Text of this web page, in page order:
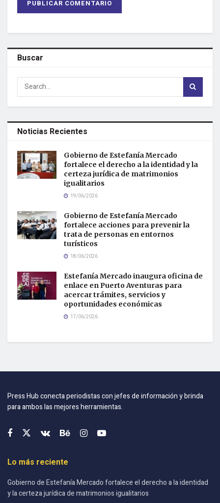
Buscar
Noticias Recientes
Gobierno de Estefanía Mercado
fortalece el derecho a la identidad y la
certeza jurídica de matrimonios
igualitarios
19/06/2026
Gobierno de Estefanía Mercado
fortalece acciones para prevenir la
trata de personas en entornos
turísticos
18/06/2026
Estefanía Mercado inaugura oficina de
enlace en Puerto Aventuras para
acercar trámites, servicios y
oportunidades económicas
17/06/2026
Press Hub conecta periodistas con jefes de información y brinda
para ambos las mejores herramientas.
Lo más reciente
Gobierno de Estefanía Mercado fortalece el derecho a la identidad
y la certeza jurídica de matrimonios igualitarios